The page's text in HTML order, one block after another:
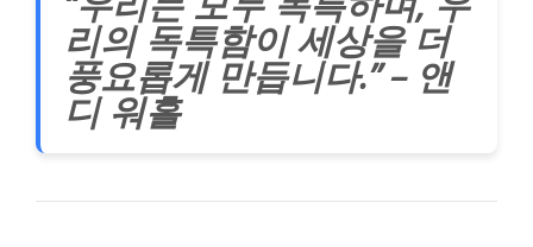
리의 독특함이 세상을 더
풍요롭게 만듭니다.” – 앤
디 워홀